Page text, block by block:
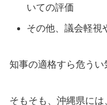
いての評価
その他、議会軽視
知事の適格すら危うい
そもそも、沖縄県に